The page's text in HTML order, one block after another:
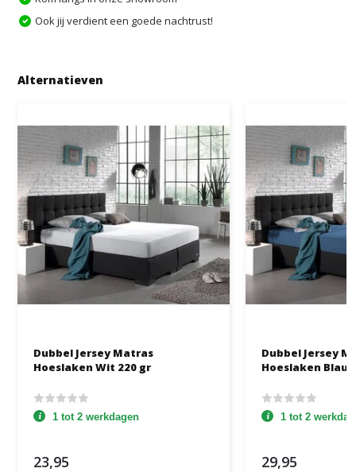
Ook jij verdient een goede nachtrust!
Alternatieven
Dubbel Jersey Matras
Hoeslaken Wit 220 gr
1 tot 2 werkdagen
23,95
Dubbel Jersey
Hoeslaken
1 tot 2
29,95